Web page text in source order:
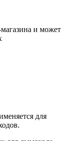
и может
для